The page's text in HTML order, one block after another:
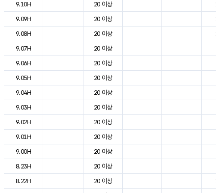
9.10H
20 이상
9.09H
20 이상
9.08H
20 이상
9.07H
20 이상
9.06H
20 이상
9.05H
20 이상
9.04H
20 이상
9.03H
20 이상
9.02H
20 이상
9.01H
20 이상
9.00H
20 이상
8.23H
20 이상
8.22H
20 이상